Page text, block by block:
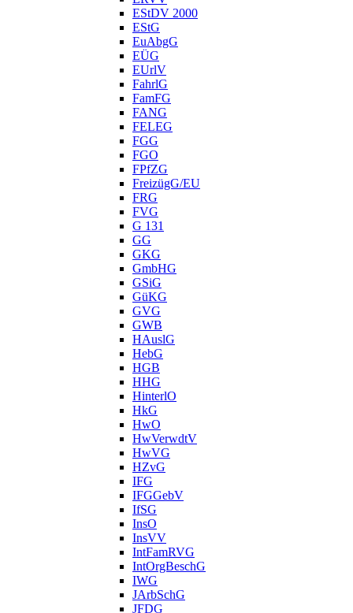
EStDV 2000
EStG
EuAbgG
EÜG
EUrlV
FahrlG
FamFG
FANG
FELEG
FGG
FGO
FPfZG
FreizügG/EU
FRG
FVG
G 131
GG
GKG
GmbHG
GSiG
GüKG
GVG
GWB
HAuslG
HebG
HGB
HHG
HinterlO
HkG
HwO
HwVerwdtV
HwVG
HZvG
IFG
IFGGebV
IfSG
InsO
InsVV
IntFamRVG
IntOrgBeschG
IWG
JArbSchG
JFDG